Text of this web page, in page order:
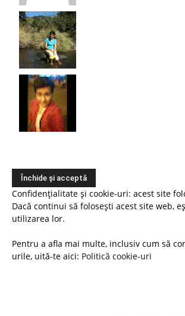
Confidențialitate și cookie-uri: acest site
Dacă continui să folosești acest site web,
utilizarea lor.
Pentru a afla mai multe, inclusiv cum să
urile, uită-te aici: Politică cookie-uri